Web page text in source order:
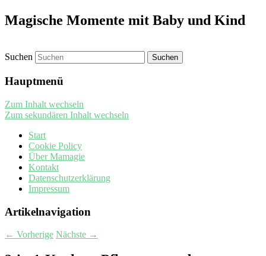
Magische Momente mit Baby und Kind
Suchen
Hauptmenü
Zum Inhalt wechseln
Zum sekundären Inhalt wechseln
Start
Cookie Policy
Über Mamagie
Kontakt
Datenschutzerklärung
Impressum
Artikelnavigation
← Vorherige Nächste →